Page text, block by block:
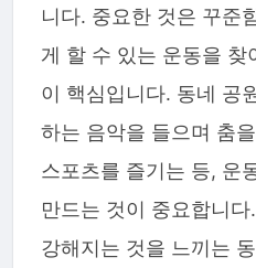
니다. 중요한 것은 꾸준
게 할 수 있는 운동을 찾
이 핵심입니다. 동네 공
하는 음악을 들으며 춤
스포츠를 즐기는 등, 운
만드는 것이 중요합니
강해지는 것을 느끼는